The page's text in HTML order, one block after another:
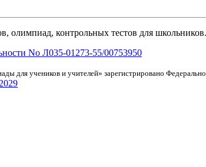
олимпиад, контрольных тестов для школьников.
No Л035-01273-55/00753950
для учеников и учителей» зарегистрировано